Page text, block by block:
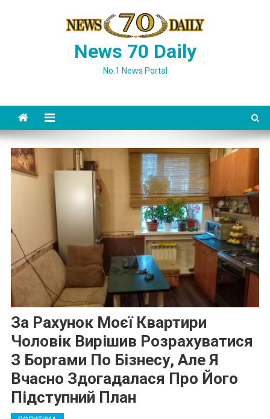
News 70 Daily
No.1 News Portal
За Рахунок Моєї Квартири
Чоловік Вирішив Розрахуватися
З Борrами По Бізнесу, Але Я
Вчасно Здогадалася Про Його
Підступний План